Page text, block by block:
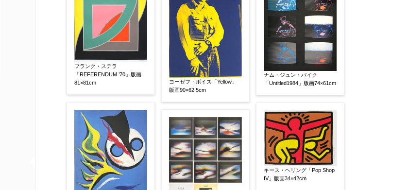
査定額：
※他社様からご提示された査定額がございましたらお知らせください。その価格が適切かお返
事申し上げます。
作品コンディション 【任意】
フランク・ステラ
「REFERENDUM ’70」版画
81×81cm
ヨーゼフ・ボイス「Yellow」
版画90×62.5cm
ナム・ジュン・パイク
「Untitled1984」版画74×61cm
キース・ヘリング「Pop Shop
IV」版画34×42cm